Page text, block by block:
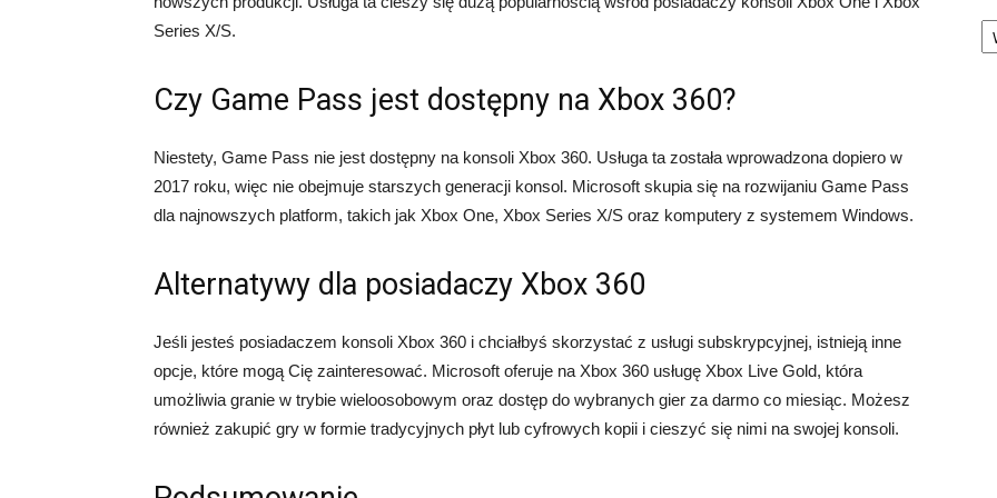
Series X/S.
Czy Game Pass jest dostępny na Xbox 360?
Niestety, Game Pass nie jest dostępny na konsoli Xbox 360. Usługa ta została wprowadzona dopiero w
2017 roku, więc nie obejmuje starszych generacji konsol. Microsoft skupia się na rozwijaniu Game Pass
dla najnowszych platform, takich jak Xbox One, Xbox Series X/S oraz komputery z systemem Windows.
Alternatywy dla posiadaczy Xbox 360
Jeśli jesteś posiadaczem konsoli Xbox 360 i chciałbyś skorzystać z usługi subskrypcyjnej, istnieją inne
opcje, które mogą Cię zainteresować. Microsoft oferuje na Xbox 360 usługę Xbox Live Gold, która
umożliwia granie w trybie wieloosobowym oraz dostęp do wybranych gier za darmo co miesiąc. Możesz
również zakupić gry w formie tradycyjnych płyt lub cyfrowych kopii i cieszyć się nimi na swojej konsoli.